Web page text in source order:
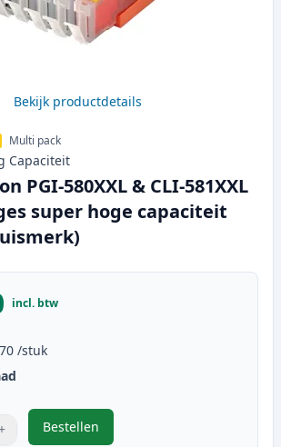
Bekijk productdetails
Multi pack
Capaciteit
PGI-580XXL & CLI-581XXL
super hoge capaciteit
incl. btw
/stuk
om aan te passen
Bestellen
,5 stuks Canon PGI-580XXL &